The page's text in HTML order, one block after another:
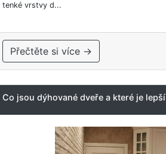
tenké vrstvy d...
Přečtěte si více →
Co jsou dýhované dveře a které je lepší